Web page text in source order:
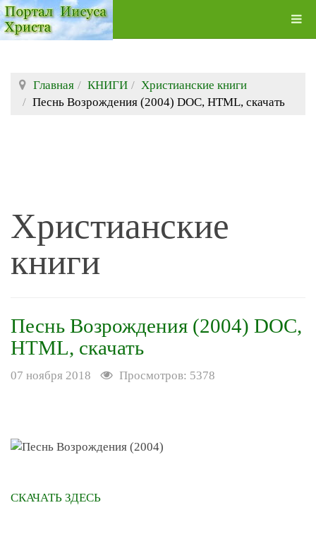
Главная КНИГИ
Христианские книги
Песнь Возрождения (2004) DOC, HTML, скачать
Христианские
книги
Песнь Возрождения (2004) DOC,
HTML, скачать
07 ноября 2018 Просмотров: 5378
СКАЧАТЬ ЗДЕСЬ